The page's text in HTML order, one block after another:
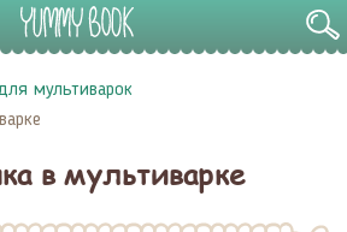
мультиварок
в мультиварке